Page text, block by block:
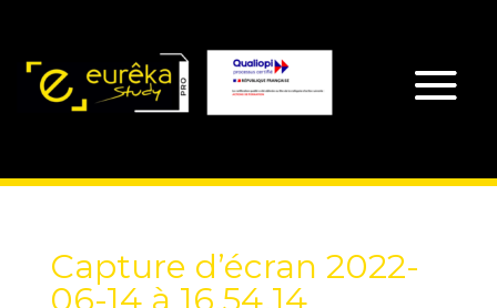
Capture d’écran 2022-
06-14 à 16.54.14